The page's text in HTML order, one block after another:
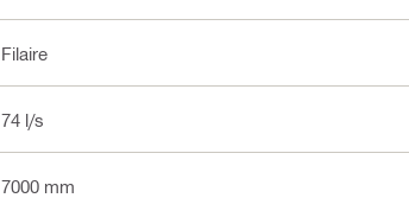
Filaire
74 l/s
7000 mm